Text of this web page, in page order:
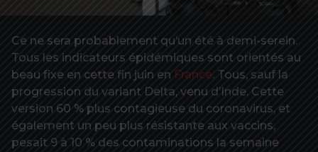
Ce ne sera probablement qu’un été à demi-serein.
Tous les indicateurs épidémiques sont orientés au
beau fixe en cette fin juin en France. Tous, sauf la
progression du variant Delta, venu d’Inde. Cette
version 60 % plus contagieuse du coronavirus, et
également un peu plus résistante aux vaccins,
pesait 9 à 10 % des contaminations la semaine